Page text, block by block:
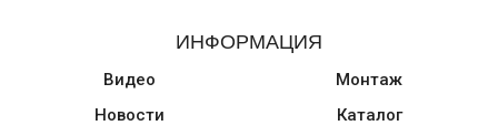
ИНФОРМАЦИЯ
Видео
Новости
Монтаж
Каталог